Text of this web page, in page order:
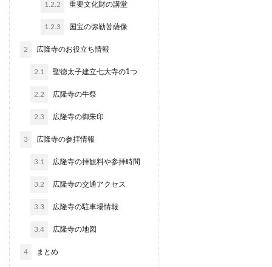
1.2.2 重要文化財の講堂
1.2.3 国宝の弥勒菩薩像
2 広隆寺のお役立ち情報
2.1 聖徳太子建立七大寺の1つ
2.2 広隆寺の牛祭
2.3 広隆寺の御朱印
3 広隆寺の参拝情報
3.1 広隆寺の拝観料や参拝時間
3.2 広隆寺の交通アクセス
3.3 広隆寺の駐車場情報
3.4 広隆寺の地図
4 まとめ